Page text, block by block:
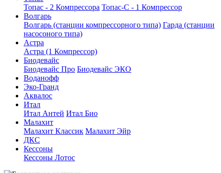
Топас - 2 Компрессора Топас-С - 1 Компрессор
Волгарь
Волгарь (станции компрессорного типа) Гарда (станции
насосоного типа)
Астра
Астра (1 Компрессор)
Биодевайс
Биодевайс Про Биодевайс ЭКО
Воданофф
Эко-Гранд
Аквалос
Итал
Итал Антей Итал Био
Малахит
Малахит Классик Малахит Эйр
ДКС
Кессоны
Кессоны Лотос